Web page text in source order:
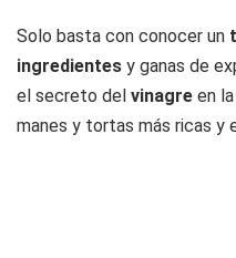
Solo basta con conocer un
ingredientes y ganas de
el secreto del vinagre en
manes y tortas más ricas y